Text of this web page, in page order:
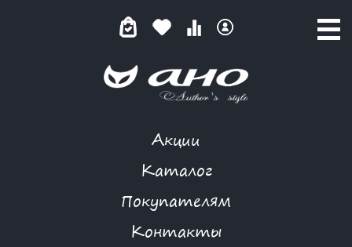
Акции
Каталог
Покупателям
Контакты
КАТАЛОГ ТОВАРОВ